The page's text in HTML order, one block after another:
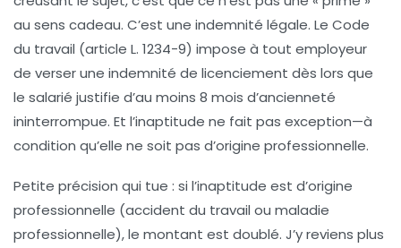
au sens cadeau. C’est une indemnité légale. Le Code
du travail (article L. 1234-9) impose à tout employeur
de verser une indemnité de licenciement dès lors que
le salarié justifie d’au moins 8 mois d’ancienneté
ininterrompue. Et l’inaptitude ne fait pas exception—à
condition qu’elle ne soit pas d’origine professionnelle.
Petite précision qui tue : si l’inaptitude est d’origine
professionnelle (accident du travail ou maladie
professionnelle), le montant est doublé. J’y reviens plus